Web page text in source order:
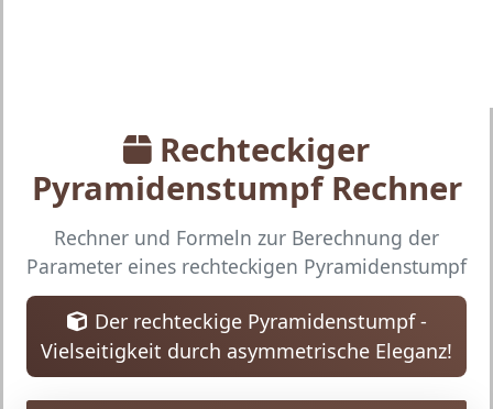
Rechteckiger
Pyramidenstumpf Rechner
Rechner und Formeln zur Berechnung der
Parameter eines rechteckigen Pyramidenstumpf
Der rechteckige Pyramidenstumpf -
Vielseitigkeit durch asymmetrische Eleganz!